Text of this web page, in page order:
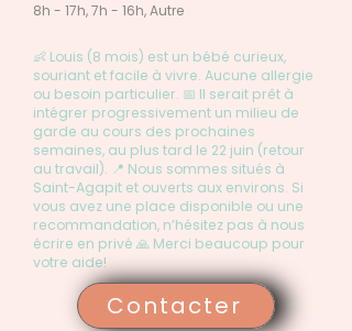
8h - 17h, 7h - 16h, Autre
👶 Louis (8 mois) est un bébé curieux,
souriant et facile à vivre. Aucune allergie
ou besoin particulier. 📅 Il serait prêt à
intégrer progressivement un milieu de
garde au cours des prochaines
semaines, au plus tard le 22 juin (retour
au travail). 📍 Nous sommes situés à
Saint-Agapit et ouverts aux environs. Si
vous avez une place disponible ou une
recommandation, n’hésitez pas à nous
écrire en privé 🙏 Merci beaucoup pour
votre aide!
Contacter